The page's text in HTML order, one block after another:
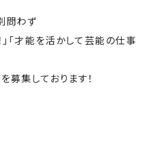
問わず
「才能を活かして芸能の仕事
募集しております！